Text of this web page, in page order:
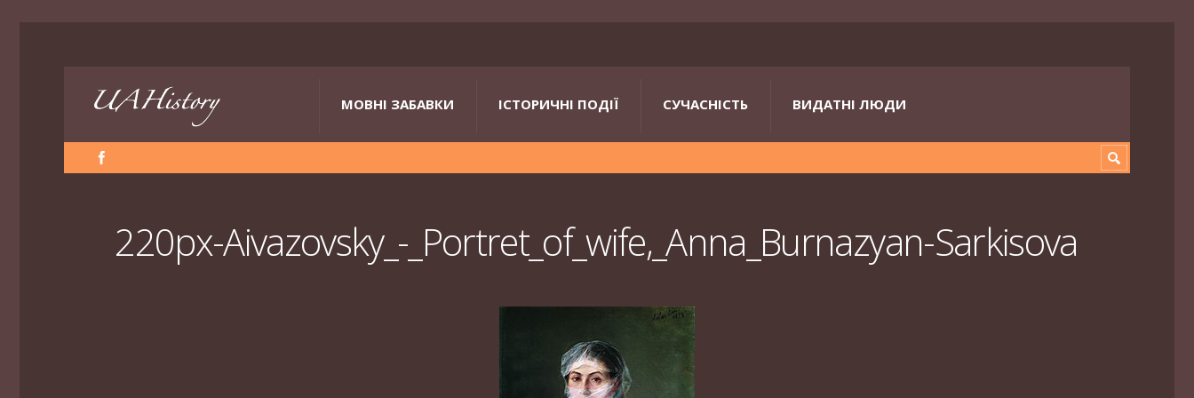
МОВНІ ЗАБАВКИ ІСТОРИЧНІ ПОДІЇ СУЧАСНІСТЬ ВИДАТНІ ЛЮДИ
220px-Aivazovsky_-_Portret_of_wife,_Anna_Burnazyan-Sarkisova